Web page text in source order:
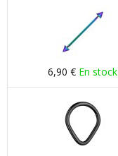
6,90 € En stock